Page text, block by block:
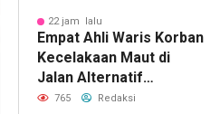
22 jam lalu
Empat Ahli Waris Korban
Kecelakaan Maut di
Jalan Alternatif
Banjarbaru–Batulicin
765 Redaksi